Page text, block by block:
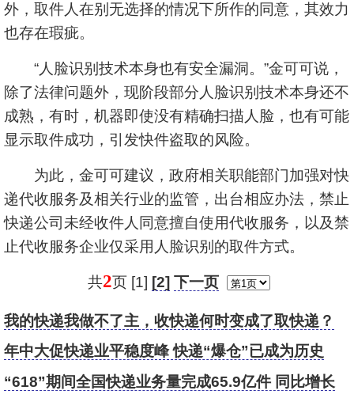
外，取件人在别无选择的情况下所作的同意，其效力
也存在瑕疵。
“人脸识别技术本身也有安全漏洞。”金可可说，
除了法律问题外，现阶段部分人脸识别技术本身还不
成熟，有时，机器即使没有精确扫描人脸，也有可能
显示取件成功，引发快件盗取的风险。
为此，金可可建议，政府相关职能部门加强对快
递代收服务及相关行业的监管，出台相应办法，禁止
快递公司未经收件人同意擅自使用代收服务，以及禁
止代收服务企业仅采用人脸识别的取件方式。
共2页 [1] [2] 下一页
我的快递我做不了主，收快递何时变成了取快递？
年中大促快递业平稳度峰 快递“爆仓”已成为历史
“618”期间全国快递业务量完成65.9亿件 同比增长